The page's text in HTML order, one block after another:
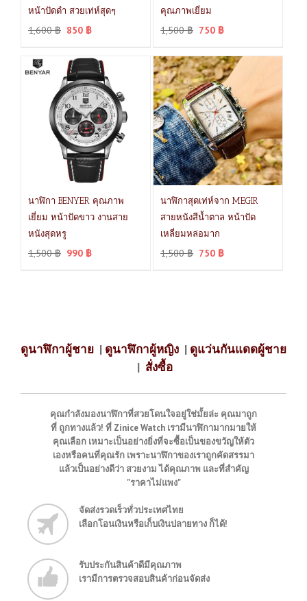
หน้าปัดดำ สวยเท่ห์สุดๆ
1,600฿ 850 ฿
คุณภาพเยี่ยม
1,500฿ 750 ฿
นาฬิกา BENYER คุณภาพ
เยี่ยม หน้าปัดขาว งานสาย
หนังสุดหรู
1,500฿ 990 ฿
นาฬิกาสุดเท่ห์จาก MEGIR
สายหนังสีน้ำตาล หน้าปัด
เหลี่ยมหล่อมาก
1,500฿ 750 ฿
ดูนาฬิกาผู้ชาย | ดูนาฬิกาผู้หญิง | ดูแว่นกันแดดผู้ชาย
| สั่งซื้อ
คุณกำลังมองนาฬิกาที่สวยโดนใจอยู่ใช่มั้ยล่ะ คุณมาถูก
ที่ ถูกทางแล้ว! ที่ Zinice Watch เรามีนาฬิกามากมายให้
คุณเลือก เหมาะเป็นอย่างยิ่งที่จะซื้อเป็นของขวัญให้ตัว
เองหรือคนที่คุณรัก เพราะนาฬิกาของเราถูกคัดสรรมา
แล้วเป็นอย่างดีว่า สวยงาม ได้คุณภาพ และที่สำคัญ
"ราคาไม่แพง"
จัดส่งรวดเร็วทั่วประเทศไทย
เลือกโอนเงินหรือเก็บเงินปลายทาง ก็ได้!
รับประกันสินค้าดีมีคุณภาพ
เรามีการตรวจสอบสินค้าก่อนจัดส่ง